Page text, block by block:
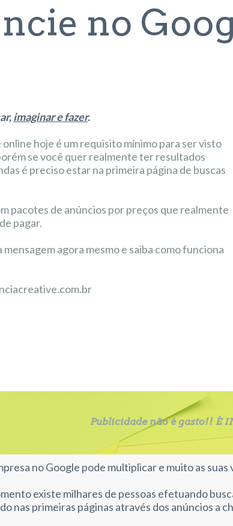
no
imaginar e fazer.
hoje é um requisito mínimo para ser visto
se você quer realmente ter resultados
é preciso estar na primeira página de buscas
pacotes de anúncios por preços que realmente
pagar.
mensagem agora mesmo e saiba como funciona
Publicidade não é gasto!! É
no Google pode multiplicar e muito as suas
existe milhares de pessoas efetuando
nas primeiras páginas através dos anúncios a